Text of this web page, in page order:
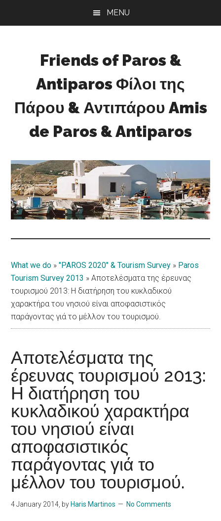
MENU
Friends of Paros &
Antiparos Φίλοι της
Πάρου & Αντιπάρου Amis
de Paros & Antiparos
development
for
Paros
&
Antiparos
What we do »"PAROS 2020" & Tourism Survey » Paros
Tourism Survey 2013 »Αποτελέσματα της έρευνας
τουρισμού 2013: Η διατήρηση του κυκλαδικού
χαρακτήρα του νησιού είναι αποφασιστικός
παράγοντας γιά το μέλλον του τουρισμού.
Αποτελέσματα της
έρευνας τουρισμού 2013:
Η διατήρηση του
κυκλαδικού χαρακτήρα
του νησιού είναι
αποφασιστικός
παράγοντας γιά το
μέλλον του τουρισμού.
4 January 2014, by Haris Martinos No Comments